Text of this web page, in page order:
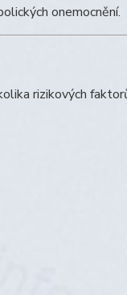
onemocnění.
rizikových